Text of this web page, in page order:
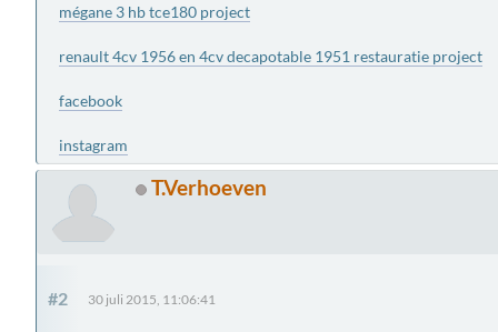
mégane 3 hb tce180 project
renault 4cv 1956 en 4cv decapotable 1951 restauratie project
facebook
instagram
T.Verhoeven
#2 30 juli 2015, 11:06:41